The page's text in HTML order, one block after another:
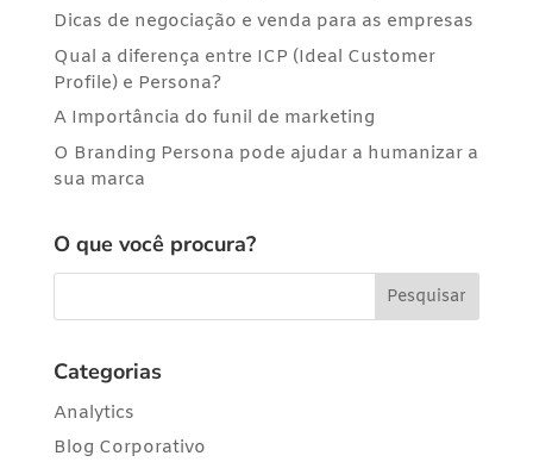
Dicas de negociação e venda para as empresas
Qual a diferença entre ICP (Ideal Customer
Profile) e Persona?
A Importância do funil de marketing
O Branding Persona pode ajudar a humanizar a
sua marca
O que você procura?
Categorias
Analytics
Blog Corporativo